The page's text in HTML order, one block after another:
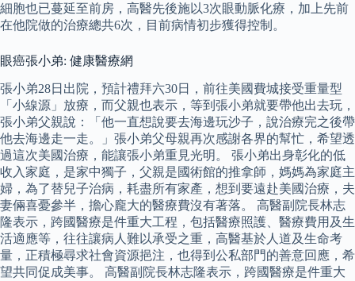
細胞也已蔓延至前房，高醫先後施以3次眼動脈化療，加上先前
在他院做的治療總共6次，目前病情初步獲得控制。
眼癌張小弟: 健康醫療網
張小弟28日出院，預計禮拜六30日，前往美國費城接受重量型
「小線源」放療，而父親也表示，等到張小弟就要帶他出去玩，
張小弟父親說：「他一直想說要去海邊玩沙子，說治療完之後帶
他去海邊走一走。」張小弟父母親再次感謝各界的幫忙，希望透
過這次美國治療，能讓張小弟重見光明。 張小弟出身彰化的低
收入家庭，是家中獨子，父親是國術館的推拿師，媽媽為家庭主
婦，為了替兒子治病，耗盡所有家產，想到要遠赴美國治療，夫
妻倆喜憂參半，擔心龐大的醫療費沒有著落。 高醫副院長林志
隆表示，跨國醫療是件重大工程，包括醫療照護、醫療費用及生
活適應等，往往讓病人難以承受之重，高醫基於人道及生命考
量，正積極尋求社會資源挹注，也得到公私部門的善意回應，希
望共同促成美事。 高醫副院長林志隆表示，跨國醫療是件重大